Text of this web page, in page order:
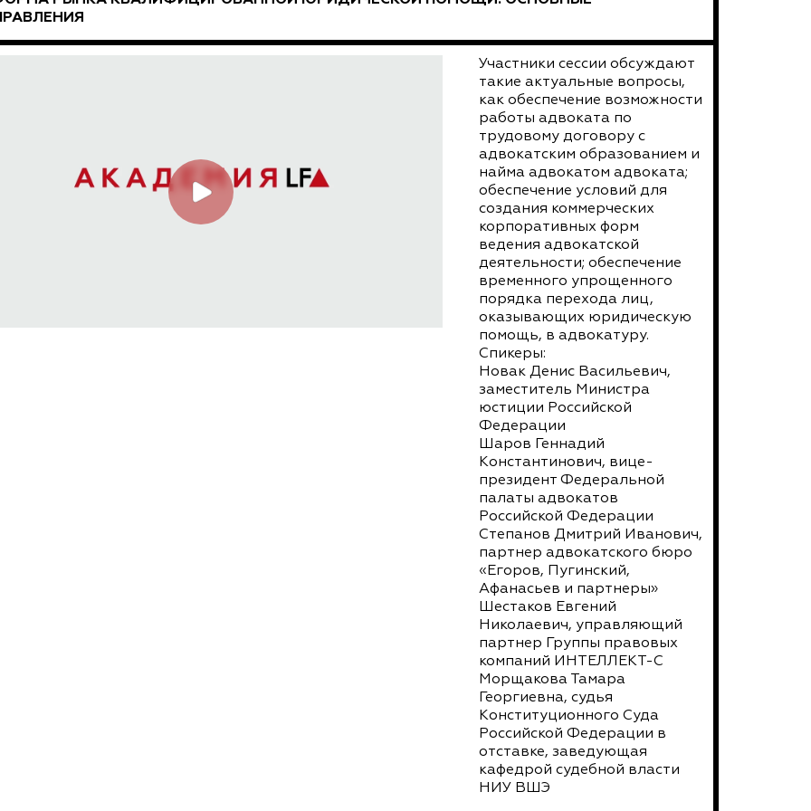
Участники сессии обсуждают
такие актуальные вопросы,
как обеспечение возможности
работы адвоката по
трудовому договору с
адвокатским образованием и
найма адвокатом адвоката;
обеспечение условий для
создания коммерческих
корпоративных форм
ведения адвокатской
деятельности; обеспечение
временного упрощенного
порядка перехода лиц,
оказывающих юридическую
помощь, в адвокатуру.
Спикеры:
Новак Денис Васильевич,
заместитель Министра
юстиции Российской
Федерации
Шаров Геннадий
Константинович, вице-
президент Федеральной
палаты адвокатов
Российской Федерации
Степанов Дмитрий Иванович,
партнер адвокатского бюро
«Егоров, Пугинский,
Афанасьев и партнеры»
Шестаков Евгений
Николаевич, управляющий
партнер Группы правовых
компаний ИНТЕЛЛЕКТ-С
Морщакова Тамара
Георгиевна, судья
Конституционного Суда
Российской Федерации в
отставке, заведующая
кафедрой судебной власти
НИУ ВШЭ